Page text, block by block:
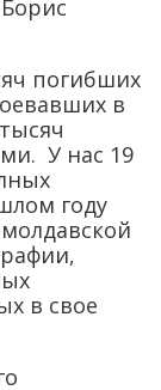
погибших
в
У нас 19
году
в свое